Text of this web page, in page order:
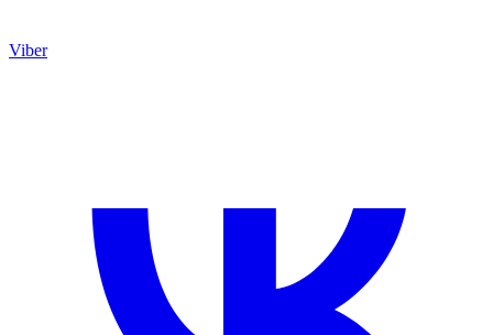
Viber